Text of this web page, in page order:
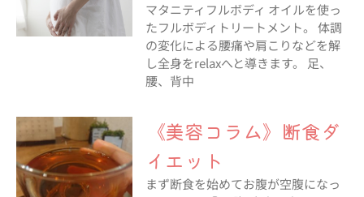
マタニティフルボディ オイルを使っ
たフルボディトリートメント。 体調
の変化による腰痛や肩こりなどを解
し全身をrelaxへと導きます。 足、
腰、背中
《美容コラム》断食ダ
イエット
まず断食を始めてお腹が空腹になっ